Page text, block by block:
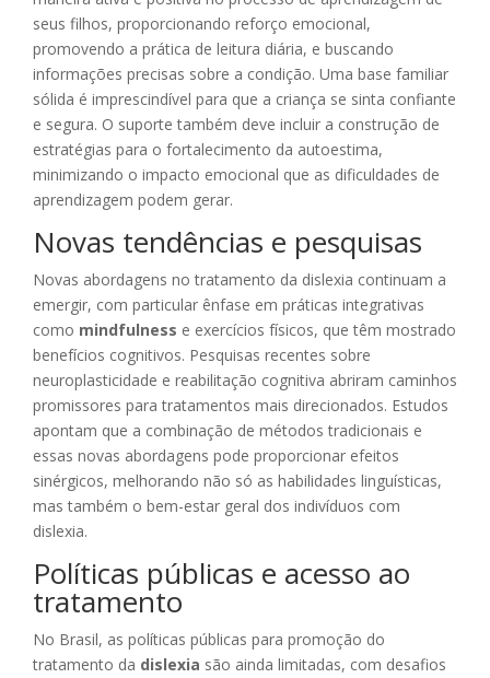
seus filhos, proporcionando reforço emocional,
promovendo a prática de leitura diária, e buscando
informações precisas sobre a condição. Uma base familiar
sólida é imprescindível para que a criança se sinta confiante
e segura. O suporte também deve incluir a construção de
estratégias para o fortalecimento da autoestima,
minimizando o impacto emocional que as dificuldades de
aprendizagem podem gerar.
Novas tendências e pesquisas
Novas abordagens no tratamento da dislexia continuam a
emergir, com particular ênfase em práticas integrativas
como mindfulness e exercícios físicos, que têm mostrado
benefícios cognitivos. Pesquisas recentes sobre
neuroplasticidade e reabilitação cognitiva abriram caminhos
promissores para tratamentos mais direcionados. Estudos
apontam que a combinação de métodos tradicionais e
essas novas abordagens pode proporcionar efeitos
sinérgicos, melhorando não só as habilidades linguísticas,
mas também o bem-estar geral dos indivíduos com
dislexia.
Políticas públicas e acesso ao
tratamento
No Brasil, as políticas públicas para promoção do
tratamento da dislexia são ainda limitadas, com desafios